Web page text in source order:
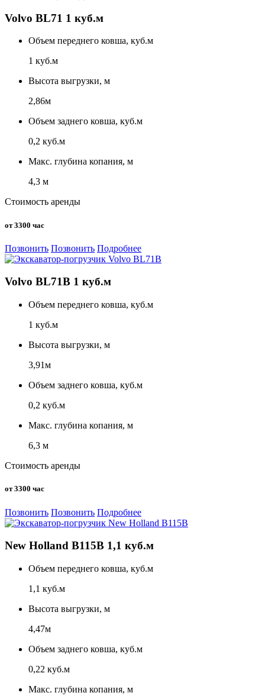
Volvo BL71 1 куб.м
Объем переднего ковша, куб.м
1 куб.м
Высота выгрузки, м
2,86м
Объем заднего ковша, куб.м
0,2 куб.м
Макс. глубина копания, м
4,3 м
Стоимость аренды
от 3300 час
Позвонить Позвонить Подробнее
Volvo BL71B 1 куб.м
Объем переднего ковша, куб.м
1 куб.м
Высота выгрузки, м
3,91м
Объем заднего ковша, куб.м
0,2 куб.м
Макс. глубина копания, м
6,3 м
Стоимость аренды
от 3300 час
Позвонить Позвонить Подробнее
New Holland B115B 1,1 куб.м
Объем переднего ковша, куб.м
1,1 куб.м
Высота выгрузки, м
4,47м
Объем заднего ковша, куб.м
0,22 куб.м
Макс. глубина копания, м